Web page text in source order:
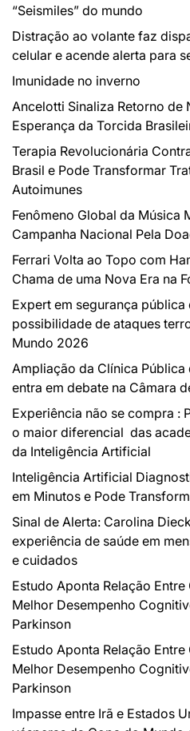
“Seismiles” do mundo
Distração ao volante faz
celular e acende alerta para
Imunidade no inverno
Ancelotti Sinaliza Retorno de
Esperança da Torcida
Terapia Revolucionária
Brasil e Pode Transformar
Autoimunes
Fenômeno Global da Música
Campanha Nacional Pela
Ferrari Volta ao Topo com
Chama de uma Nova Era na
Expert em segurança
possibilidade de ataques
Mundo 2026
Ampliação da Clínica
entra em debate na Câmara
Experiência não se compra :
o maior diferencial das
da Inteligência Artificial
Inteligência Artificial
em Minutos e Pode
Sinal de Alerta: Carolina
experiência de saúde em
e cuidados
Estudo Aponta Relação
Melhor Desempenho
Parkinson
Estudo Aponta Relação
Melhor Desempenho
Parkinson
Impasse entre Irã e Estados